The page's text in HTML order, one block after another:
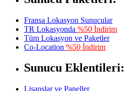
Fransa Lokasyon Sunucular
TR Lokasyonda %50 İndirim
Tüm Lokasyon ve Paketler
Co-Location %50 İndirim
Sunucu Eklentileri:
Lisanslar ve Paneller